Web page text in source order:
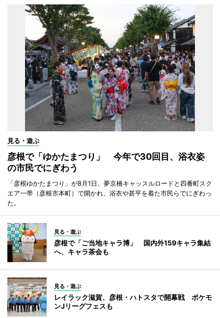
見る・遊ぶ
彦根で「ゆかたまつり」 今年で30回目、浴衣姿
の市民でにぎわう
「彦根ゆかたまつり」が8月1日、夢京橋キャッスルロードと四番町スク
エア一帯（彦根市本町）で開かれ、浴衣や甚平を着た市民らでにぎわっ
た。
見る・遊ぶ
彦根で「ご当地キャラ博」 国内外159キャラ集結
へ、キャラ茶会も
見る・遊ぶ
レイラック滋賀、彦根・ハトスタで開幕戦 ポケモ
ンJリーグフェスも